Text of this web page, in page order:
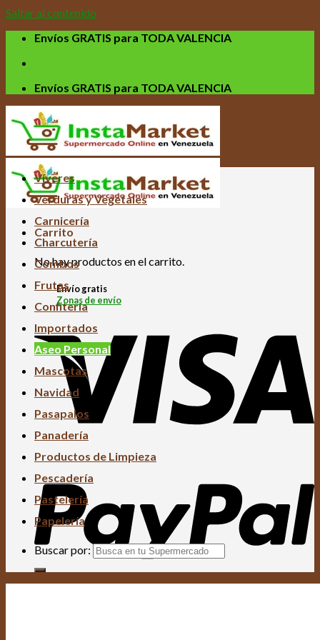
Saltar al contenido
Envíos GRATIS para TODA VALENCIA
Envíos GRATIS para TODA VALENCIA
Carrito
No hay productos en el carrito.
Envío gratis
Zonas de envío
Víveres
Verduras y Vegetales
Carnicería
Charcutería
Combos
Frutas
Confitería
Importados
Aseo Personal
Mascotas
Navidad
Pasapalos
Panadería
Productos de Limpieza
Pescadería
Pastelería
Papelería
Buscar por: